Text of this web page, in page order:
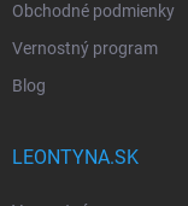
Obchodné podmienky
Vernostný program
Blog
LEONTYNA.SK